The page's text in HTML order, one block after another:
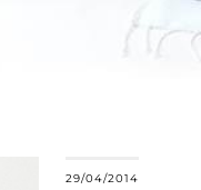
29/04/2014